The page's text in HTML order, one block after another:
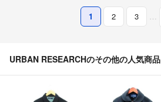
1 2 3 …
URBAN RESEARCHのその他の人気商品